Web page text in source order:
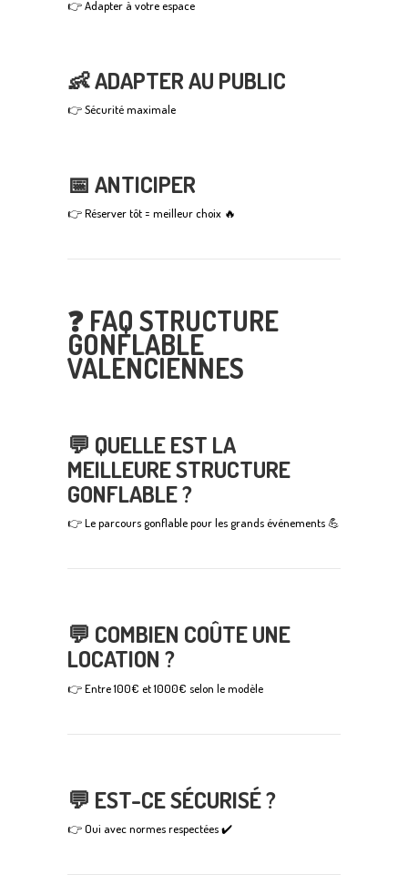
👉 Adapter à votre espace
👶 ADAPTER AU PUBLIC
👉 Sécurité maximale
📅 ANTICIPER
👉 Réserver tôt = meilleur choix 🔥
❓ FAQ STRUCTURE
GONFLABLE
VALENCIENNES
💬 QUELLE EST LA
MEILLEURE STRUCTURE
GONFLABLE ?
👉 Le parcours gonflable pour les grands événements 💪
💬 COMBIEN COÛTE UNE
LOCATION ?
👉 Entre 100€ et 1000€ selon le modèle
💬 EST-CE SÉCURISÉ ?
👉 Oui avec normes respectées ✔️